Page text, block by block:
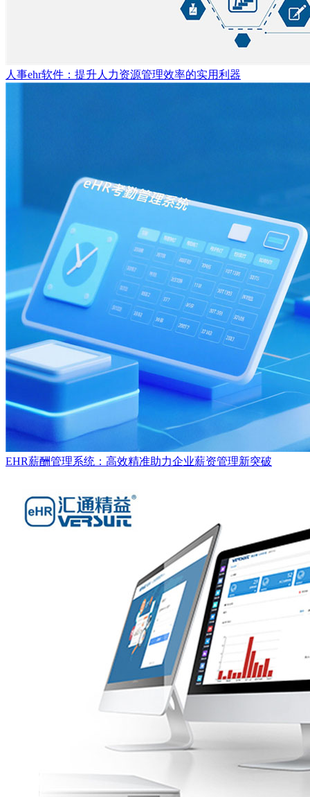
人事ehr软件：提升人力资源管理效率的实用利器
EHR薪酬管理系统：高效精准助力企业薪资管理新突破